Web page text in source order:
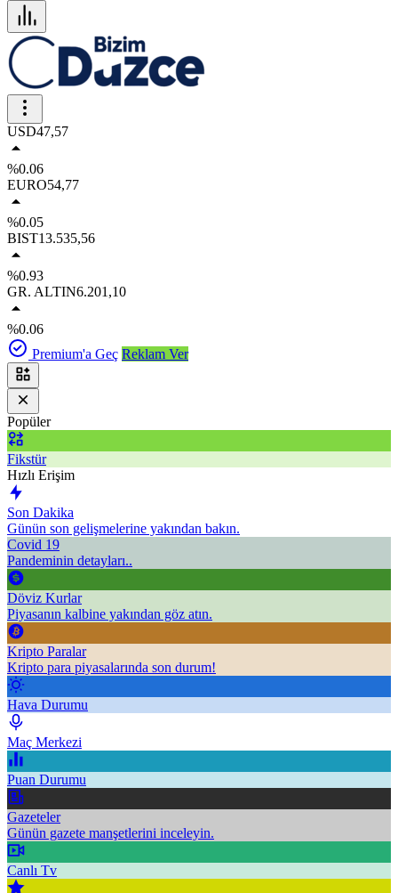
USD47,57
%0.06
EURO54,77
%0.05
BIST13.535,56
%0.93
GR. ALTIN6.201,10
%0.06
Premium'a Geç Reklam Ver
Popüler
Fikstür
Hızlı Erişim
Son Dakika
Günün son gelişmelerine yakından bakın.
Covid 19
Pandeminin detayları..
Döviz Kurlar
Piyasanın kalbine yakından göz atın.
Kripto Paralar
Kripto para piyasalarında son durum!
Hava Durumu
Maç Merkezi
Puan Durumu
Gazeteler
Günün gazete manşetlerini inceleyin.
Canlı Tv